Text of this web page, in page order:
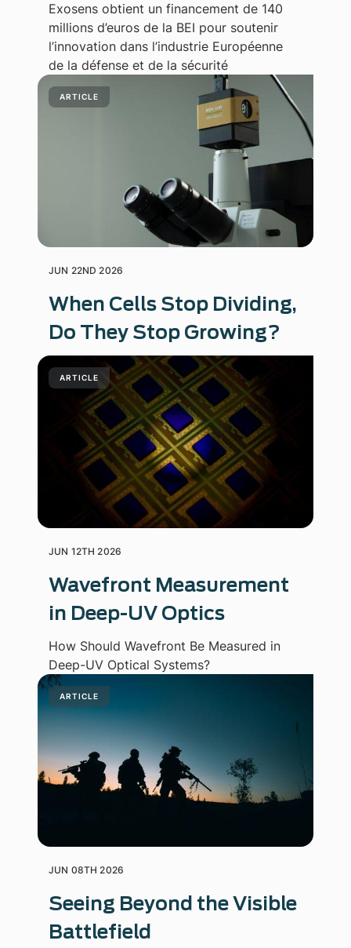
Exosens obtient un financement de 140
millions d’euros de la BEI pour soutenir
l’innovation dans l’industrie Européenne
de la défense et de la sécurité
ARTICLE
JUN 22ND 2026
When Cells Stop Dividing,
Do They Stop Growing?
ARTICLE
JUN 12TH 2026
Wavefront Measurement
in Deep-UV Optics
How Should Wavefront Be Measured in
Deep-UV Optical Systems?
ARTICLE
JUN 08TH 2026
Seeing Beyond the Visible
Battlefield